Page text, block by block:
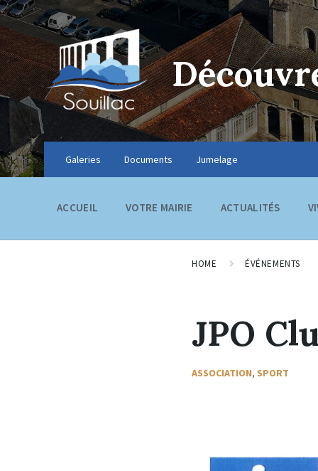
Galeries Documents Jumelage
ACCUEIL VOTRE MAIRIE ACTUALITÉS
HOME ÉVÉNEMENTS
JPO
ASSOCIATION, SPORT